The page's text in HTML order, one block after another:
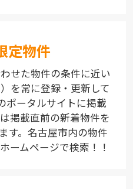
定物件
せた物件の条件に近い
を常に登録・更新して
ポータルサイトに掲載
掲載直前の新着物件を
す。名古屋市内の物件
ームページで検索！！